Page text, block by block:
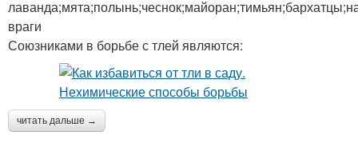
враги
Союзниками в борьбе с тлей являются:
читать дальше →